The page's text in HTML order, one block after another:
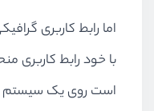
اما رابط کاربری
با خود رابط کاربری
است روی یک سیستم